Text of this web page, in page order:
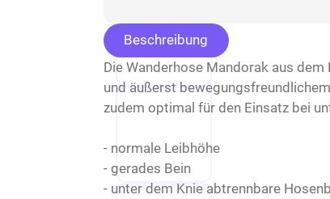
Beschreibung
Die Wanderhose Mandorak aus
und äußerst
zudem optimal für den Einsatz bei
- normale Leibhöhe
- gerades Bein
- unter dem Knie abtrennbare